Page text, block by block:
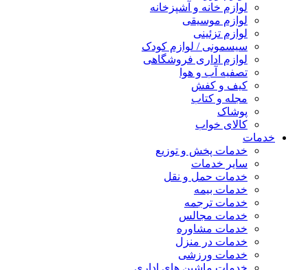
لوازم خانه و آشپزخانه
لوازم موسیقی
لوازم تزئینی
سیسمونی / لوازم کودک
لوازم اداری فروشگاهی
تصفیه آب و هوا
کیف و کفش
مجله و کتاب
پوشاک
کالای خواب
خدمات
خدمات پخش و توزیع
سایر خدمات
خدمات حمل و نقل
خدمات بیمه
خدمات ترجمه
خدمات مجالس
خدمات مشاوره
خدمات در منزل
خدمات ورزشی